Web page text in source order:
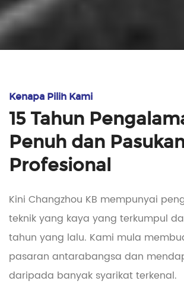
Kenapa Pilih Kami
15 Tahun
Penuh dan
Profesional
Kini Changzhou KB mempunyai
teknik yang kaya yang terkumpul
tahun yang lalu. Kami mula
pasaran antarabangsa dan
daripada banyak syarikat terkenal.